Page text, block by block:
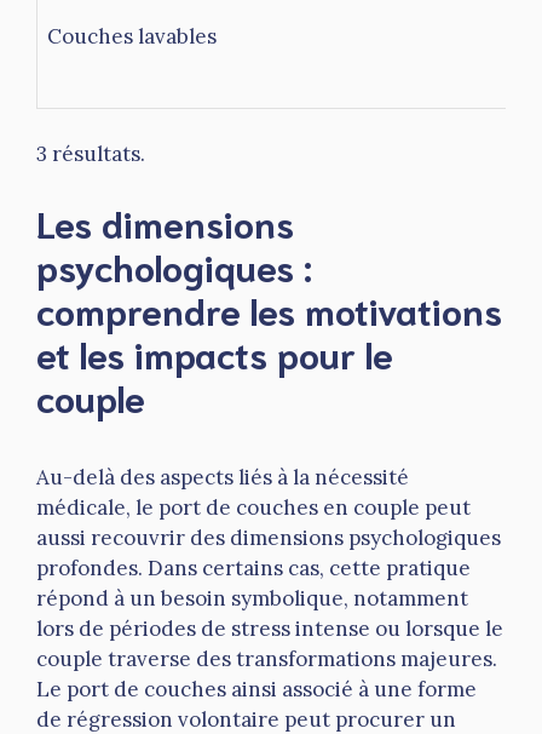
Couches lavables
3 résultats.
Les dimensions
psychologiques :
comprendre les motivations
et les impacts pour le
couple
Au-delà des aspects liés à la nécessité
médicale, le port de couches en couple peut
aussi recouvrir des dimensions psychologiques
profondes. Dans certains cas, cette pratique
répond à un besoin symbolique, notamment
lors de périodes de stress intense ou lorsque le
couple traverse des transformations majeures.
Le port de couches ainsi associé à une forme
de régression volontaire peut procurer un